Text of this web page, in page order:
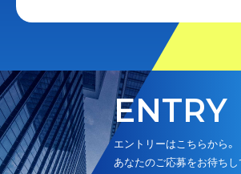
ENTRY
エントリーはこちらから。
あなたのご応募をお待ちし